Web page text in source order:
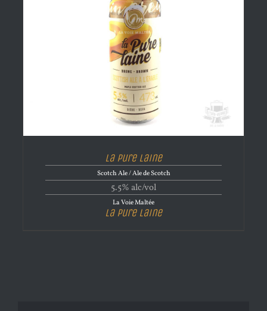
La Pure Laine
Scotch Ale / Ale de Scotch
5.5% alc/vol
La Voie Maltée
La Pure Laine